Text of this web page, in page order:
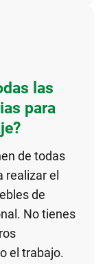
las
para
de todas
realizar el
de
No tienes
el trabajo.